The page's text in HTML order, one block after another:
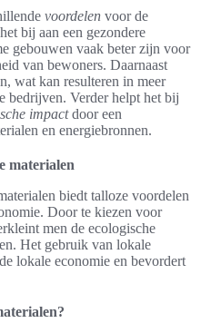
voordelen voor de
bij aan een gezondere
gebouwen vaak beter zijn voor
van bewoners. Daarnaast
wat kan resulteren in meer
bedrijven. Verder helpt het bij
impactdoor een
en energiebronnen.
materialen
biedt talloze voordelen
Door te kiezen voor
men de ecologische
Het gebruik van lokale
lokale economie en bevordert